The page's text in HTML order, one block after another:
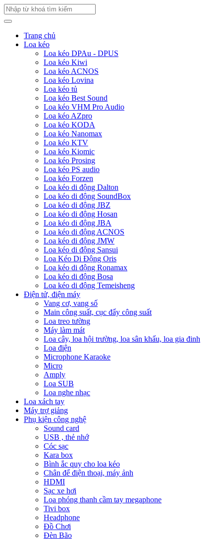
Trang chủ
Loa kéo
Loa kéo DPAu - DPUS
Loa kéo Kiwi
Loa kéo ACNOS
Loa kéo Lovina
Loa kéo tủ
Loa kéo Best Sound
Loa kéo VHM Pro Audio
Loa kéo AZpro
Loa kéo KODA
Loa kéo Nanomax
Loa kéo KTV
Loa kéo Kiomic
Loa kéo Prosing
Loa kéo PS audio
Loa kéo Forzen
Loa kéo di động Dalton
Loa kéo di động SoundBox
Loa kéo di động JBZ
Loa kéo di động Hosan
Loa kéo di động JBA
Loa kéo di động ACNOS
Loa kéo di động JMW
Loa kéo di động Sansui
Loa Kéo Di Động Oris
Loa kéo di động Ronamax
Loa kéo di động Bosa
Loa kéo di động Temeisheng
Điện tử, điện máy
Vang cơ, vang số
Main công suất, cục đẩy công suất
Loa treo tường
Máy làm mát
Loa cây, loa hội trường, loa sân khấu, loa gia đinh
Loa điện
Microphone Karaoke
Micro
Amply
Loa SUB
Loa nghe nhạc
Loa xách tay
Máy trợ giảng
Phụ kiện công nghệ
Sound card
USB , thẻ nhớ
Cóc sạc
Kara box
Bình ắc quy cho loa kéo
Chân để điện thoại, máy ảnh
HDMI
Sạc xe hơi
Loa phóng thanh cầm tay megaphone
Tivi box
Headphone
Đồ Chơi
Đèn Bão